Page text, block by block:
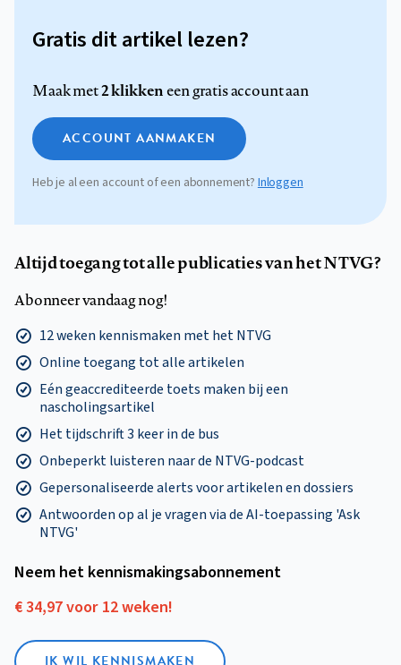
Gratis dit artikel lezen?
Maak met2 klikkeneen gratis account aan
ACCOUNT AANMAKEN
Heb je al een account of een abonnement? Inloggen
Altijd toegang tot alle publicaties van het NTVG?
Abonneer vandaag nog!
12 weken kennismaken met het NTVG
Online toegang tot alle artikelen
Eén geaccrediteerde toets maken bij een
nascholingsartikel
Het tijdschrift 3 keer in de bus
Onbeperkt luisteren naar de NTVG-podcast
Gepersonaliseerde alerts voor artikelen en dossiers
Antwoorden op al je vragen via de AI-toepassing 'Ask
NTVG'
Neem het kennismakings­abonnement
€ 34,97 voor 12 weken!
IK WIL KENNISMAKEN